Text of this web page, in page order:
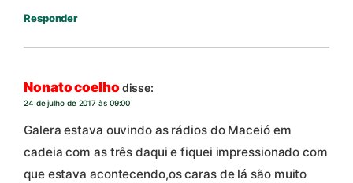
Responder
Nonato coelho disse:
24 de julho de 2017 às 09:00
Galera estava ouvindo as rádios do Maceió em
cadeia com as três daqui e fiquei impressionado com
que estava acontecendo,os caras de lá são muito